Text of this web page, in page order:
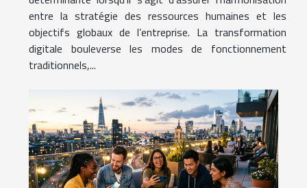
entre la stratégie des ressources humaines et les
objectifs globaux de l’entreprise. La transformation
digitale bouleverse les modes de fonctionnement
traditionnels,...